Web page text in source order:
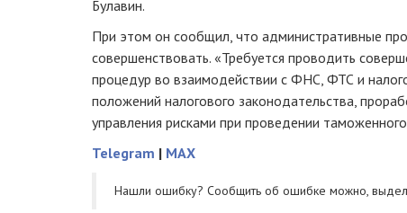
Булавин.
При этом он сообщил, что административные
совершенствовать. «Требуется проводить
процедур во взаимодействии с ФНС, ФТС и
положений налогового законодательства,
управления рисками при проведении
Telegram | MAX
Нашли ошибку? Cообщить об ошибке можно,